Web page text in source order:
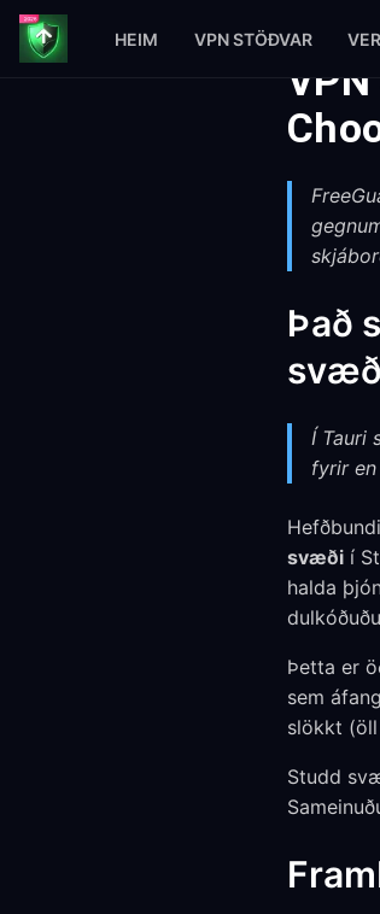
HEIM VPN STÖÐVAR
Það
Í Tauri
fyrir
svæði í
halda
Þetta er
sem
slökkt
Studd